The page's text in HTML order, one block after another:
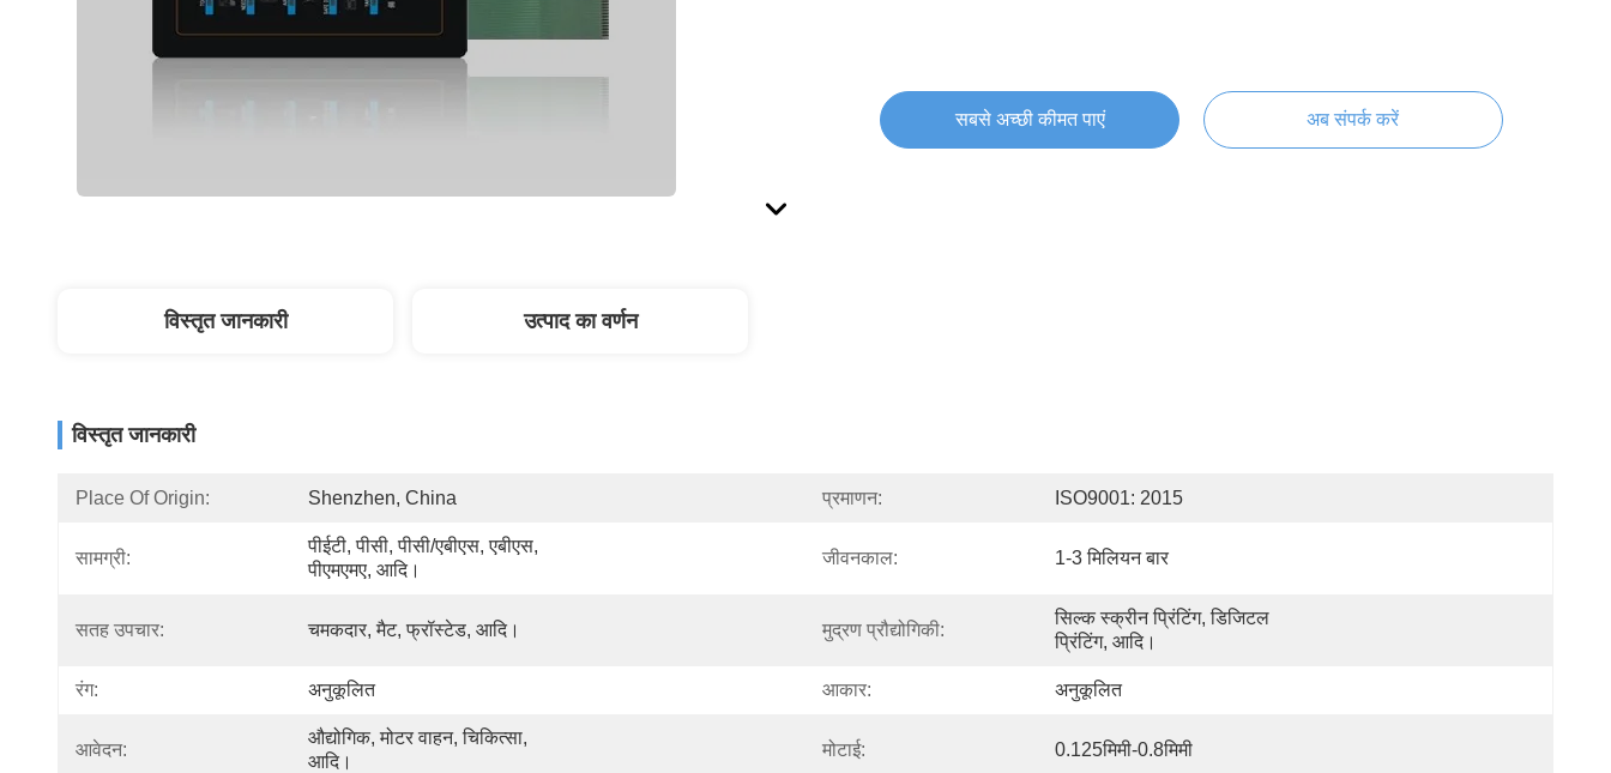
सबसे अच्छी कीमत पाएं अब संपर्क करें
विस्तृत जानकारी उत्पाद का वर्णन
विस्तृत जानकारी
Place Of Origin: Shenzhen, China प्रमाणन: ISO9001: 2015
सामग्री:
पीईटी, पीसी, पीसी/एबीएस, एबीएस,
पीएमएमए, आदि।
जीवनकाल: 1-3 मिलियन बार
सतह उपचार: चमकदार, मैट, फ्रॉस्टेड, आदि। मुद्रण प्रौद्योगिकी:
सिल्क स्क्रीन प्रिंटिंग, डिजिटल
प्रिंटिंग, आदि।
रंग: अनुकूलित आकार: अनुकूलित
आवेदन:
औद्योगिक, मोटर वाहन, चिकित्सा,
आदि।
मोटाई: 0.125मिमी-0.8मिमी